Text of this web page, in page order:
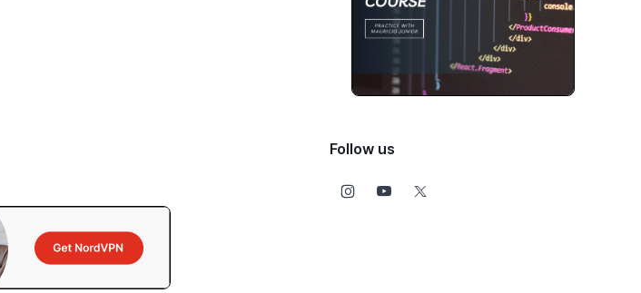
Follow us